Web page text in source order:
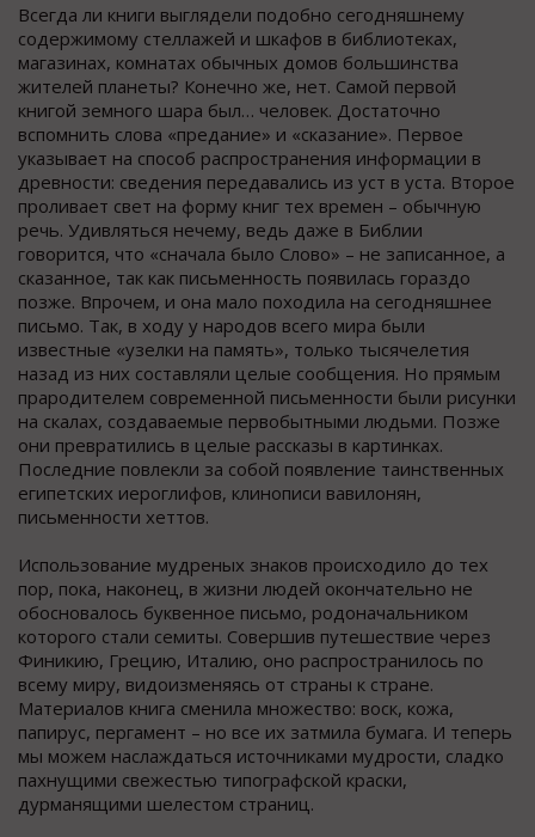
Всегда ли книги выглядели подобно сегодняшнему
содержимому стеллажей и шкафов в библиотеках,
магазинах, комнатах обычных домов большинства
жителей планеты? Конечно же, нет. Самой первой
книгой земного шара был… человек. Достаточно
вспомнить слова «предание» и «сказание». Первое
указывает на способ распространения информации в
древности: сведения передавались из уст в уста. Второе
проливает свет на форму книг тех времен – обычную
речь. Удивляться нечему, ведь даже в Библии
говорится, что «сначала было Слово» – не записанное, а
сказанное, так как письменность появилась гораздо
позже. Впрочем, и она мало походила на сегодняшнее
письмо. Так, в ходу у народов всего мира были
известные «узелки на память», только тысячелетия
назад из них составляли целые сообщения. Но прямым
прародителем современной письменности были рисунки
на скалах, создаваемые первобытными людьми. Позже
они превратились в целые рассказы в картинках.
Последние повлекли за собой появление таинственных
египетских иероглифов, клинописи вавилонян,
письменности хеттов.
Использование мудреных знаков происходило до тех
пор, пока, наконец, в жизни людей окончательно не
обосновалось буквенное письмо, родоначальником
которого стали семиты. Совершив путешествие через
Финикию, Грецию, Италию, оно распространилось по
всему миру, видоизменяясь от страны к стране.
Материалов книга сменила множество: воск, кожа,
папирус, пергамент – но все их затмила бумага. И теперь
мы можем наслаждаться источниками мудрости, сладко
пахнущими свежестью типографской краски,
дурманящими шелестом страниц.